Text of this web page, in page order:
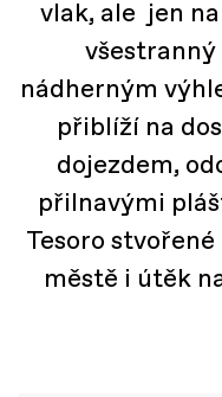
vlak, ale jen
nádherným
přiblíží na
dojezdem,
přilnavými
Tesoro
městě i útěk